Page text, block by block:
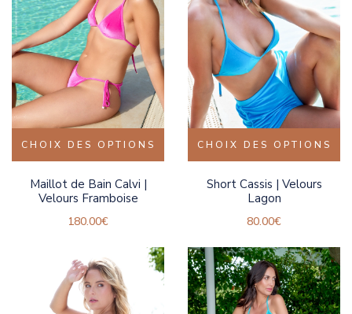
CHOIX DES OPTIONS
Maillot de Bain Calvi |
Velours Framboise
180.00€
CHOIX DES OPTIONS
Short Cassis | Velours
Lagon
80.00€